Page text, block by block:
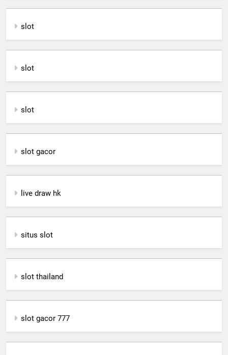
slot
slot
slot
slot gacor
live draw hk
situs slot
slot thailand
slot gacor 777